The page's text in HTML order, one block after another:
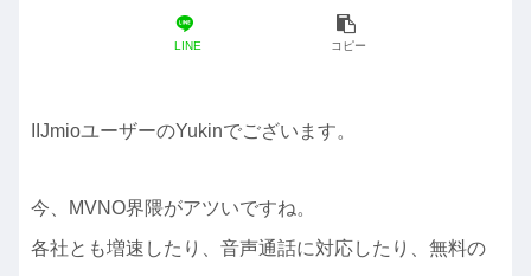
LINE コピー
IIJmioユーザーのYukinでございます。
今、MVNO界隈がアツいですね。
各社とも増速したり、音声通話に対応したり、無料の